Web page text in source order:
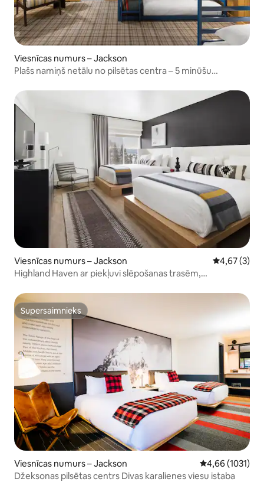
Viesnīcas numurs – Jackson
Plašs namiņš netālu no pilsētas centra – 5 minūšu
Viesnīcas numurs – Jackson Vidējais
4,67 (3)
Highland Haven ar piekļuvi slēpošanas trasēm,
Supersaimnieks
Supersaimnieks
Viesnīcas numurs – Jackson Vidējais
4,66 (1031)
Džeksonas pilsētas centrs Divas karalienes viesu istaba